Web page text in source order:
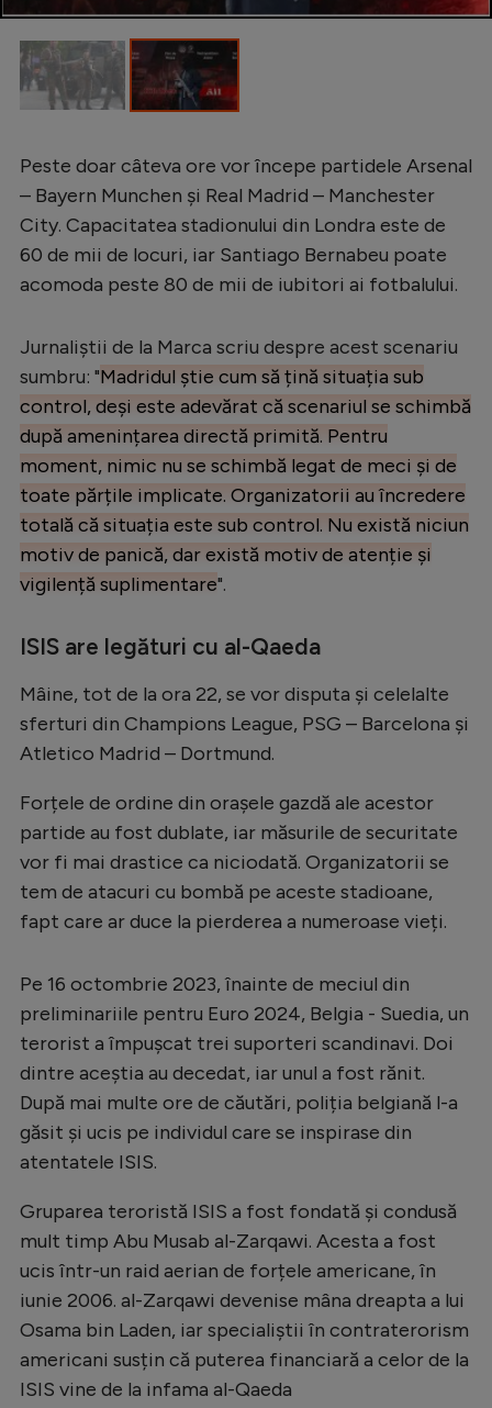
Peste doar câteva ore vor începe partidele Arsenal
– Bayern Munchen și Real Madrid – Manchester
City. Capacitatea stadionului din Londra este de
60 de mii de locuri, iar Santiago Bernabeu poate
acomoda peste 80 de mii de iubitori ai fotbalului.
Jurnaliștii de la Marca scriu despre acest scenariu
sumbru: "Madridul știe cum să țină situația sub
control, deși este adevărat că scenariul se schimbă
după amenințarea directă primită. Pentru
moment, nimic nu se schimbă legat de meci și de
toate părțile implicate. Organizatorii au încredere
totală că situația este sub control. Nu există niciun
motiv de panică, dar există motiv de atenție și
vigilență suplimentare".
ISIS are legături cu al-Qaeda
Mâine, tot de la ora 22, se vor disputa și celelalte
sferturi din Champions League, PSG – Barcelona și
Atletico Madrid – Dortmund.
Forțele de ordine din orașele gazdă ale acestor
partide au fost dublate, iar măsurile de securitate
vor fi mai drastice ca niciodată. Organizatorii se
tem de atacuri cu bombă pe aceste stadioane,
fapt care ar duce la pierderea a numeroase vieți.
Pe 16 octombrie 2023, înainte de meciul din
preliminariile pentru Euro 2024, Belgia - Suedia, un
terorist a împușcat trei suporteri scandinavi. Doi
dintre aceștia au decedat, iar unul a fost rănit.
După mai multe ore de căutări, poliția belgiană l-a
găsit și ucis pe individul care se inspirase din
atentatele ISIS.
Gruparea teroristă ISIS a fost fondată și condusă
mult timp Abu Musab al-Zarqawi. Acesta a fost
ucis într-un raid aerian de forțele americane, în
iunie 2006. al-Zarqawi devenise mâna dreapta a lui
Osama bin Laden, iar specialiștii în contraterorism
americani susțin că puterea financiară a celor de la
ISIS vine de la infama al-Qaeda